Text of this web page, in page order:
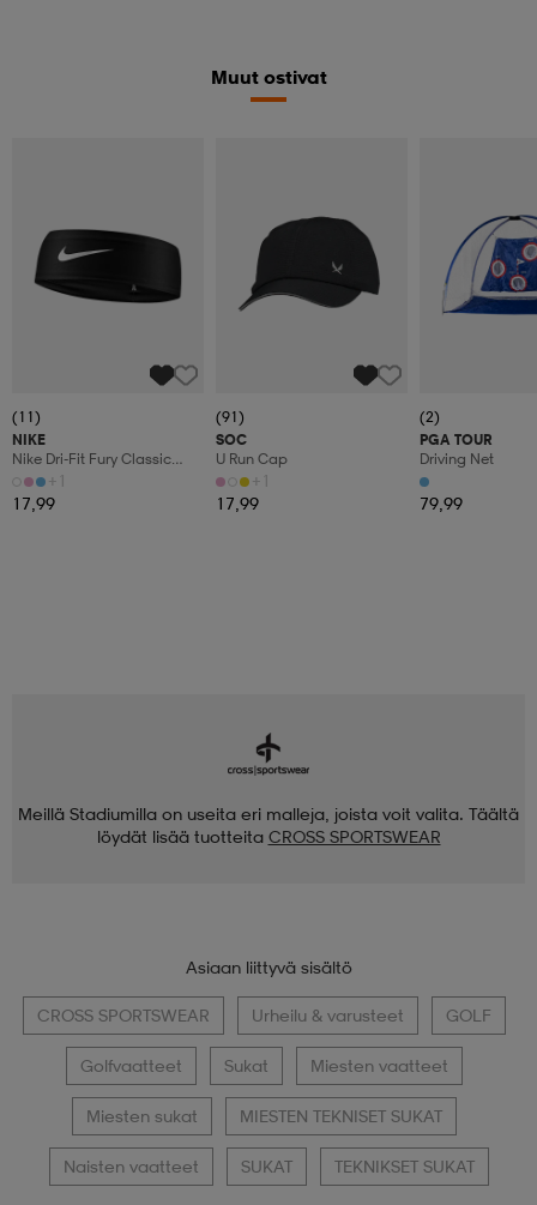
Muut ostivat
(11)
NIKE
Nike Dri-Fit Fury Classic
Headband
+1
17,99
(91)
SOC
U Run Cap
+1
17,99
(2)
PGA TOUR
Driving Net
79,99
Meillä Stadiumilla on useita eri malleja, joista voit valita. Täältä
löydät lisää tuotteita CROSS SPORTSWEAR
Asiaan liittyvä sisältö
CROSS SPORTSWEAR Urheilu & varusteet GOLF
Golfvaatteet Sukat Miesten vaatteet
Miesten sukat MIESTEN TEKNISET SUKAT
Naisten vaatteet SUKAT TEKNIKSET SUKAT